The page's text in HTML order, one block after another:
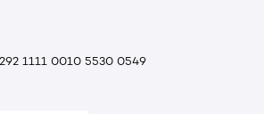
1111 0010 5530 0549